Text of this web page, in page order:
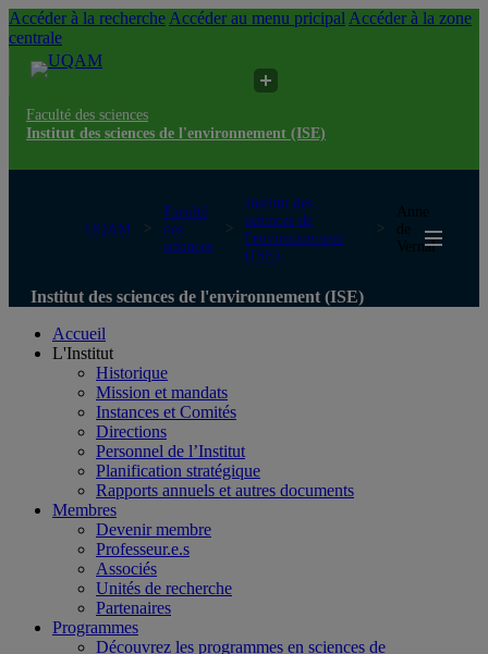
Accéder à la recherche Accéder au menu pricipal Accéder à la zone
centrale
Faculté des sciences
Institut des sciences de l'environnement (ISE)
UQAM
Faculté
des
sciences
Institut des
sciences de
l'environnement
(ISE)
Anne
de
Vernal
Institut des sciences de l'environnement (ISE)
Accueil
L'Institut
Historique
Mission et mandats
Instances et Comités
Directions
Personnel de l’Institut
Planification stratégique
Rapports annuels et autres documents
Membres
Devenir membre
Professeur.e.s
Associés
Unités de recherche
Partenaires
Programmes
Découvrez les programmes en sciences de